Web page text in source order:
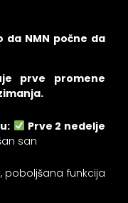
NMN počne da
prve promene
Prve 2 nedelje
san
poboljšana funkcija